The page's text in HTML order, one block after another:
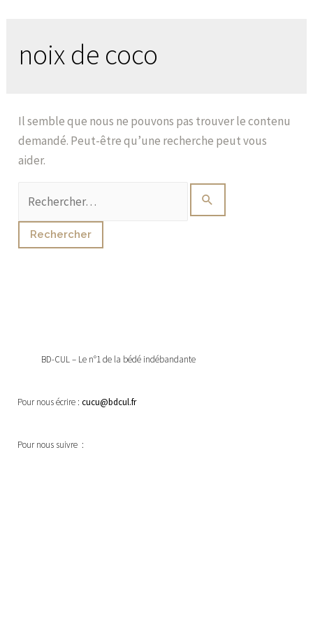
noix de coco
Il semble que nous ne pouvons pas trouver le contenu
demandé. Peut-être qu’une recherche peut vous
aider.
BD-CUL – Le n°1 de la bédé indébandante
Pour nous écrire : cucu@bdcul.fr
Pour nous suivre :